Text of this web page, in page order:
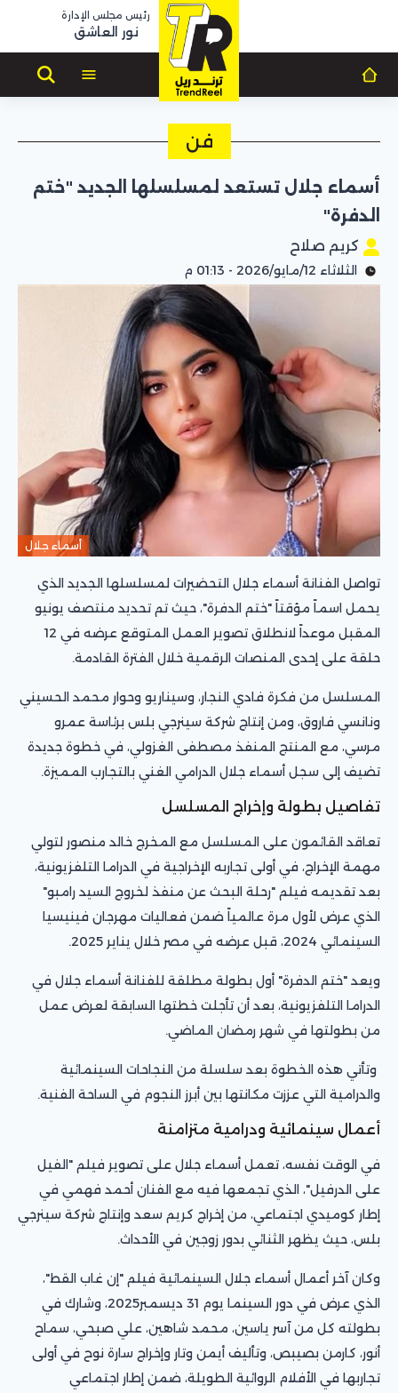
رئيس مجلس الإدارة
نور العاشق
فن
أسماء جلال تستعد لمسلسلها الجديد "ختم
الدفرة"
كريم صلاح
الثلاثاء 12/مايو/2026 - 01:13 م
أسماء جلال
تواصل الفنانة أسماء جلال التحضيرات لمسلسلها الجديد الذي
يحمل اسماً مؤقتاً "ختم الدفرة"، حيث تم تحديد منتصف يونيو
المقبل موعداً لانطلاق تصوير العمل المتوقع عرضه في 12
حلقة على إحدى المنصات الرقمية خلال الفترة القادمة.
المسلسل من فكرة فادي النجار، وسيناريو وحوار محمد الحسيني
ونانسي فاروق، ومن إنتاج شركة سينرجي بلس برئاسة عمرو
مرسي، مع المنتج المنفذ مصطفى الغزولي، في خطوة جديدة
تضيف إلى سجل أسماء جلال الدرامي الغني بالتجارب المميزة.
تفاصيل بطولة وإخراج المسلسل
تعاقد القائمون على المسلسل مع المخرج خالد منصور لتولي
مهمة الإخراج، في أولى تجاربه الإخراجية في الدراما التلفزيونية،
بعد تقديمه فيلم "رحلة البحث عن منفذ لخروج السيد رامبو"
الذي عرض لأول مرة عالمياً ضمن فعاليات مهرجان فينيسيا
السينمائي 2024، قبل عرضه في مصر خلال يناير 2025.
ويعد "ختم الدفرة" أول بطولة مطلقة للفنانة أسماء جلال في
الدراما التلفزيونية، بعد أن تأجلت خطتها السابقة لعرض عمل
من بطولتها في شهر رمضان الماضي.
وتأتي هذه الخطوة بعد سلسلة من النجاحات السينمائية
والدرامية التي عززت مكانتها بين أبرز النجوم في الساحة الفنية.
أعمال سينمائية ودرامية متزامنة
في الوقت نفسه، تعمل أسماء جلال على تصوير فيلم "الفيل
على الدرفيل"، الذي تجمعها فيه مع الفنان أحمد فهمي في
إطار كوميدي اجتماعي، من إخراج كريم سعد وإنتاج شركة سينرجي
بلس، حيث يظهر الثنائي بدور زوجين في الأحداث.
وكان آخر أعمال أسماء جلال السينمائية فيلم "إن غاب القط"،
الذي عرض في دور السينما يوم 31 ديسمبر2025، وشارك في
بطولته كل من آسر ياسين، محمد شاهين، علي صبحي، سماح
أنور، كارمن بصيبص، وتأليف أيمن وتار وإخراج سارة نوح في أولى
تجاربها في الأفلام الروائية الطويلة، ضمن إطار اجتماعي